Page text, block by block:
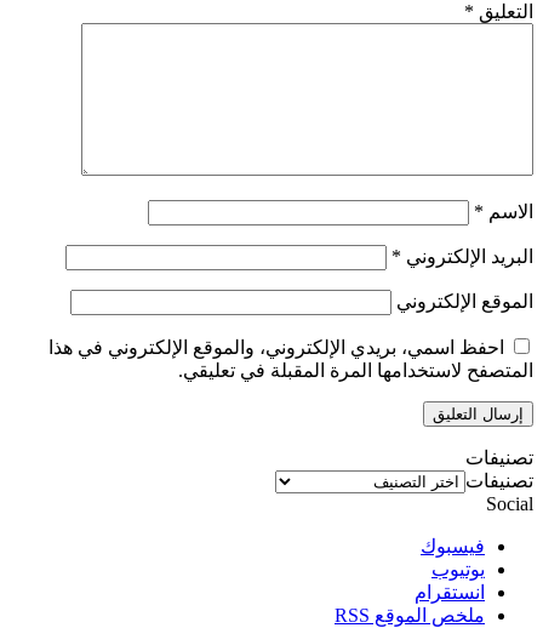
التعليق *
الاسم *
البريد الإلكتروني *
الموقع الإلكتروني
احفظ اسمي، بريدي الإلكتروني، والموقع الإلكتروني في هذا
المتصفح لاستخدامها المرة المقبلة في تعليقي.
تصنيفات
تصنيفات
Social
فيسبوك
يوتيوب
انستقرام
ملخص الموقع RSS